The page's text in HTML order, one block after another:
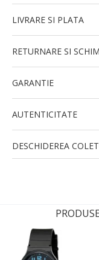
LIVRARE SI PLATA
RETURNARE SI
GARANTIE
AUTENTICITATE
DESCHIDEREA